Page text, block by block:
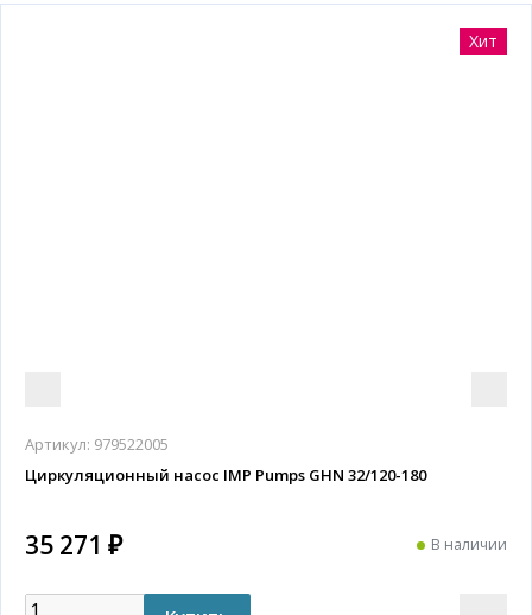
Хит
Артикул: 979522005
Циркуляционный насос IMP Pumps GHN 32/120-180
35 271 ₽ В наличии